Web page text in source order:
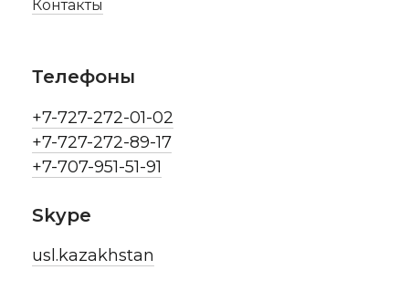
Телефоны
+7-727-272-01-02
+7-727-272-89-17
+7-707-951-51-91
Skype
usl.kazakhstan
Контакты